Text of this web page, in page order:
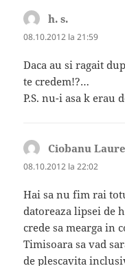
h. s.
08.10.2012 la 21:59
Daca au si ragait
te credem!?…
P.S. nu-i asa k erau
Ciobanu
08.10.2012 la 22:02
Hai sa nu fim rai
datoreaza lipsei de
crede sa mearga in
Timisoara sa vad
de plescavita